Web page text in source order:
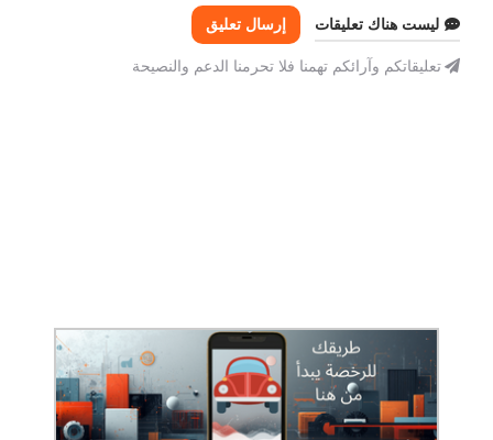
ليست هناك تعليقات إرسال تعليق
تعليقاتكم وآرائكم تهمنا فلا تحرمنا الدعم والنصيحة